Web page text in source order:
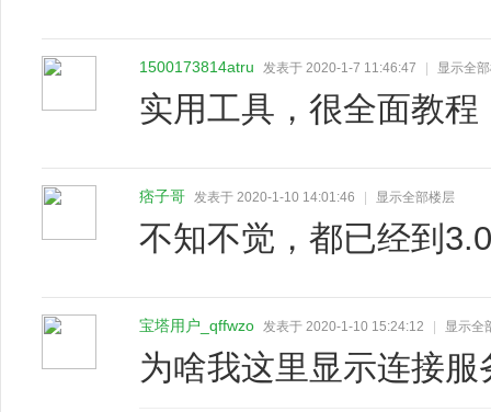
1500173814atru 发表于 2020-1-7 11:46:47 显示全
实用工具，很全面教
痞子哥 发表于 2020-1-10 14:01:46 显示全部楼层
不知不觉，都已经到
宝塔用户_qffwzo 发表于 2020-1-10 15:24:12 显示全
为啥我这里显示连接服